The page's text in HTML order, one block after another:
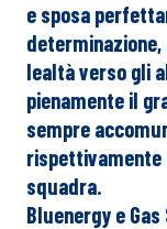
e sposa
lealtà verso gli
pienamente il
sempre
rispettivamente
squadra.
Bluenergy e